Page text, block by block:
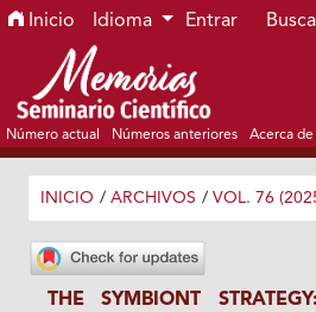
Ir al menú de navegación principal
Ir al contenido principal
Ir al pie de página del sitio
Inicio Idioma Entrar
Número actual Números anteriores Acerca de
INICIO / ARCHIVOS / VOL. 76
THE SYMBIONT